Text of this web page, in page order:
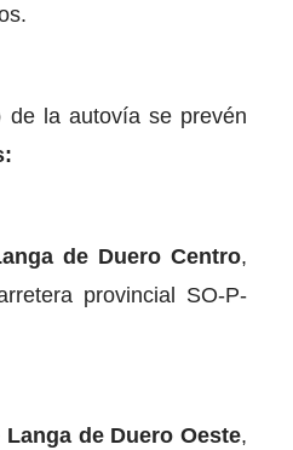
de la autovía se prevén
de Duero Centro,
provincial SO-P-
Langa de Duero Oeste,